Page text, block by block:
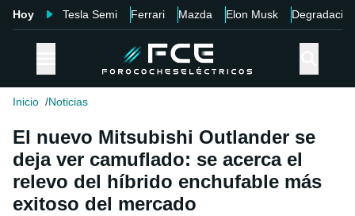
Hoy Tesla Semi Ferrari Mazda Elon Musk Degradación
Inicio Noticias
El nuevo Mitsubishi Outlander se
deja ver camuflado: se acerca el
relevo del híbrido enchufable más
exitoso del mercado